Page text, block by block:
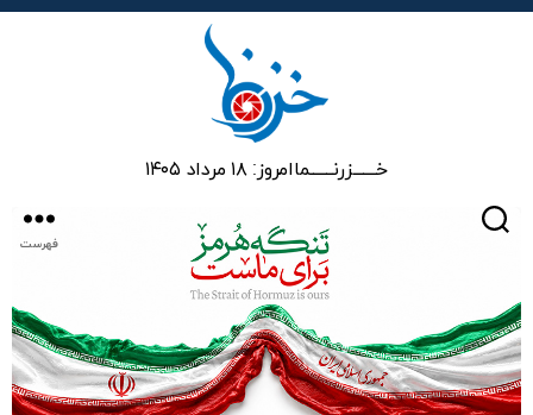
خـــــــزرنـــــــماامروز: ۱۸ مرداد ۱۴۰۵
فهرست